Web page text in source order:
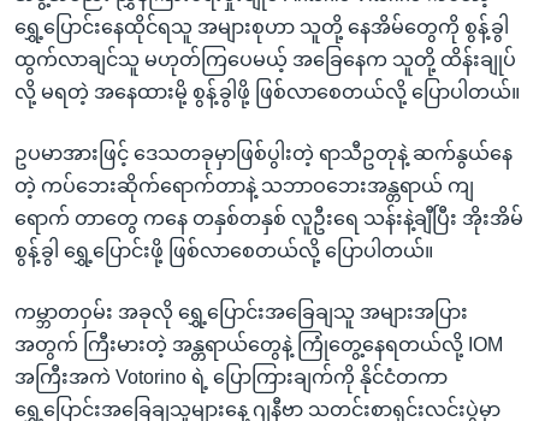
ရွှေ့ပြောင်းနေထိုင်ရသူ အများစုဟာ သူတို့ နေအိမ်တွေကို စွန့်ခွါ
ထွက်လာချင်သူ မဟုတ်ကြပေမယ့် အခြေနေက သူတို့ ထိန်းချုပ်
လို့ မရတဲ့ အနေထားမို့ စွန့်ခွါဖို့ ဖြစ်လာစေတယ်လို့ ပြောပါတယ်။
ဥပမာအားဖြင့် ဒေသတခုမှာဖြစ်ပွါးတဲ့ ရာသီဥတုနဲ့ ဆက်နွယ်နေ
တဲ့ ကပ်ဘေးဆိုက်ရောက်တာနဲ့ သဘာဝဘေးအန္တရာယ် ကျ
ရောက် တာတွေ ကနေ တနှစ်တနှစ် လူဦးရေ သန်းနဲ့ချီပြီး အိုးအိမ်
စွန့်ခွါ ရွှေ့ပြောင်းဖို့ ဖြစ်လာစေတယ်လို့ ပြောပါတယ်။
ကမ္ဘာတဝှမ်း အခုလို ရွှေ့ပြောင်းအခြေချသူ အများအပြား
အတွက် ကြီးမားတဲ့ အန္တရာယ်တွေနဲ့ ကြုံတွေ့နေရတယ်လို့ IOM
အကြီးအကဲ Votorino ရဲ့ ပြောကြားချက်ကို နိုင်ငံတကာ
ရွှေ့ပြောင်းအခြေချသူများနေ့ ဂျနီဗာ သတင်းစာရှင်းလင်းပွဲမှာ